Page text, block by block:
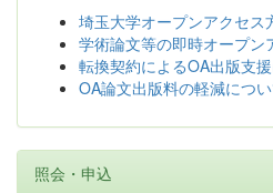
埼玉大学オープンアクセス
学術論文等の即時オープン
転換契約によるOA出版支
OA論文出版料の軽減につ
照会・申込